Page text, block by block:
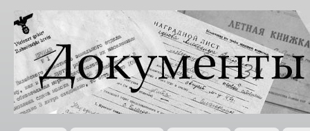
Документы
XX века
Всемирная
история в
Интернете